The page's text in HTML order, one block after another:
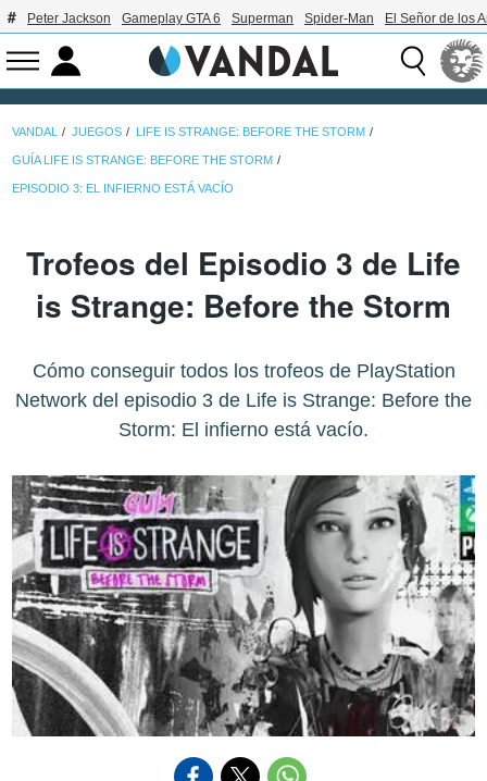
Peter Jackson Gameplay GTA 6 Superman Spider-Man El Señor de los
VANDAL JUEGOS LIFE IS STRANGE: BEFORE THE STORM
GUÍA LIFE IS STRANGE: BEFORE THE STORM
EPISODIO 3: EL INFIERNO ESTÁ VACÍO
Trofeos del Episodio 3 de Life
is Strange: Before the Storm
Cómo conseguir todos los trofeos de PlayStation
Network del episodio 3 de Life is Strange: Before the
Storm: El infierno está vacío.